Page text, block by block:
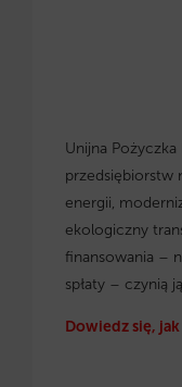
Unijna
przedsiębiorstw
energii,
ekologiczny
finansowania –
spłaty – czynią
Dowiedz się,